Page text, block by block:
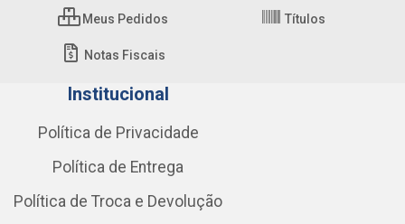
Meus Pedidos Títulos
Notas Fiscais
Institucional
Política de Privacidade
Política de Entrega
Política de Troca e Devolução